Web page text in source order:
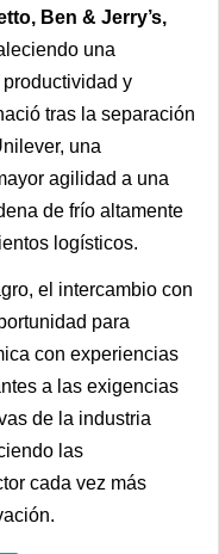
Ben & Jerry’s,
una
y
tras la separación
una
agilidad a una
de frío altamente
logísticos.
el intercambio con
para
con experiencias
a las exigencias
de la industria
las
cada vez más